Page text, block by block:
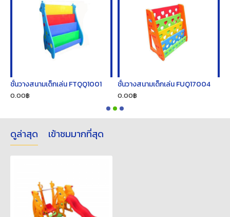
ชั้นวางสนามเด็กเล่น FTQQ1001
0.00฿
ชั้นวางสนามเด็กเล่น FUQ17004
0.00฿
ดูล่าสุด เข้าชมมากที่สุด